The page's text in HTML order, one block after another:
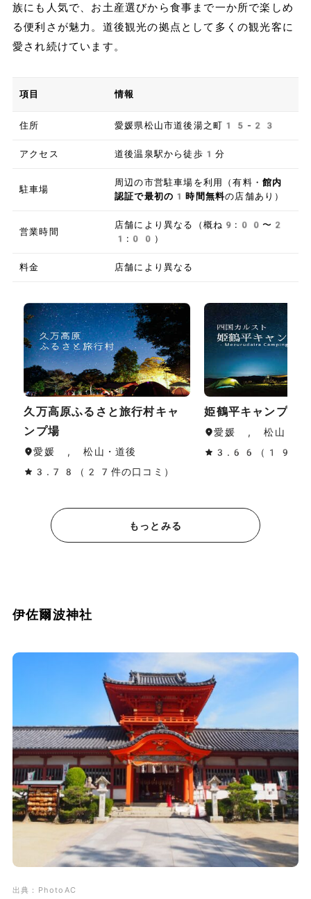
族にも人気で、お土産選びから食事まで一か所で楽しめ
る便利さが魅力。道後観光の拠点として多くの観光客に
愛され続けています。
項目 情報
住所 愛媛県松山市道後湯之町15-23
アクセス 道後温泉駅から徒歩1分
駐車場
周辺の市営駐車場を利用（有料・ 館内
認証で最初の1時間無料の店舗あり）
営業時間
店舗により異なる（概ね9:00〜2
1:00）
料金 店舗により異なる
久万高原ふるさと旅行村キャ
ンプ場
愛媛 , 松山・道後
3.78（27件の口コミ）
姫鶴平キャンプ場
愛媛 , 松山・道
3.66（19件の
もっとみる
伊佐爾波神社
出典：PhotoAC